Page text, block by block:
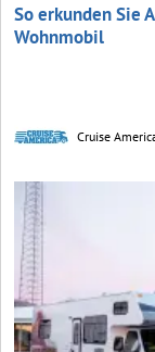
So erkunden Sie
Wohnmobil
Cruise